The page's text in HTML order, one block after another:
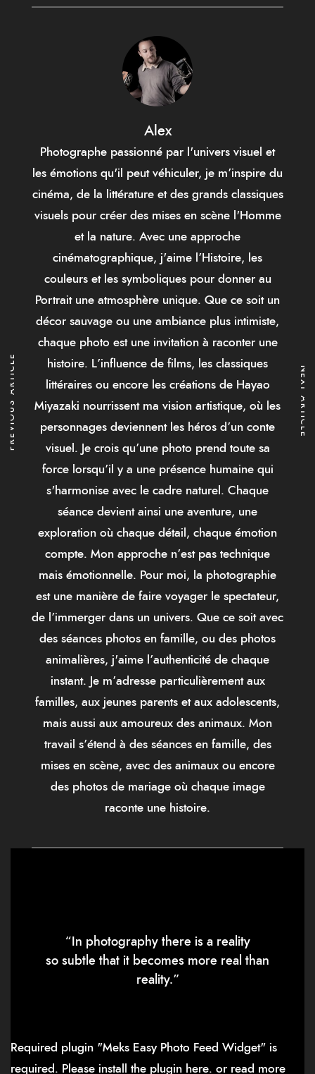
Alex
Photographe passionné par l'univers visuel et
les émotions qu'il peut véhiculer, je m’inspire du
cinéma, de la littérature et des grands classiques
visuels pour créer des mises en scène l'Homme
et la nature. Avec une approche
cinématographique, j'aime l’Histoire, les
couleurs et les symboliques pour donner au
Portrait une atmosphère unique. Que ce soit un
décor sauvage ou une ambiance plus intimiste,
chaque photo est une invitation à raconter une
histoire. L’influence de films, les classiques
littéraires ou encore les créations de Hayao
Miyazaki nourrissent ma vision artistique, où les
personnages deviennent les héros d’un conte
visuel. Je crois qu’une photo prend toute sa
force lorsqu’il y a une présence humaine qui
s'harmonise avec le cadre naturel. Chaque
séance devient ainsi une aventure, une
exploration où chaque détail, chaque émotion
compte. Mon approche n’est pas technique
mais émotionnelle. Pour moi, la photographie
est une manière de faire voyager le spectateur,
de l’immerger dans un univers. Que ce soit avec
des séances photos en famille, ou des photos
animalières, j'aime l’authenticité de chaque
instant. Je m’adresse particulièrement aux
familles, aux jeunes parents et aux adolescents,
mais aussi aux amoureux des animaux. Mon
travail s’étend à des séances en famille, des
mises en scène, avec des animaux ou encore
des photos de mariage où chaque image
raconte une histoire.
PREVIOUS ARTICLE NEXT ARTICLE
“In photography there is a reality
so subtle that it becomes more real than
reality.”
Required plugin "Meks Easy Photo Feed Widget" is
required. Please install the plugin here. or read more